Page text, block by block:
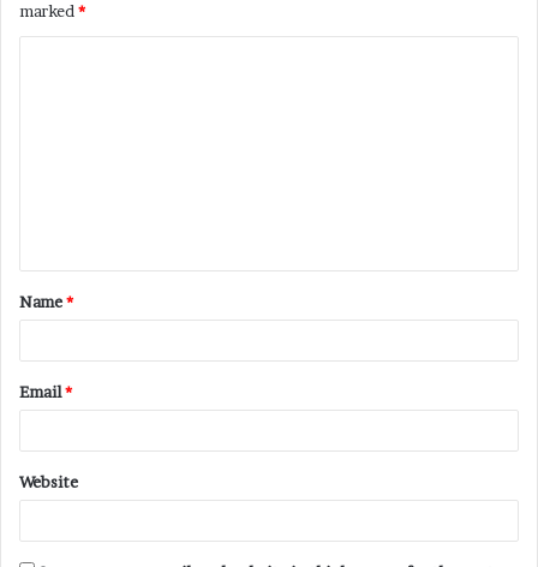
marked *
Name*
Email*
Website